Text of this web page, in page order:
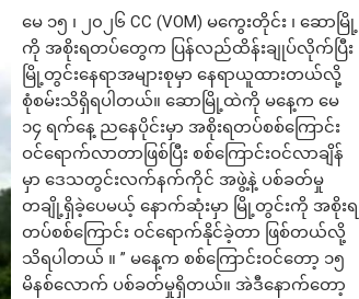
မေ ၁၅ ၊ ၂၀၂၆ CC (VOM) မကွေးတိုင်း ၊ ဆောမြို့
ကို အစိုးရတပ်တွေက ပြန်လည်ထိန်းချုပ်လိုက်ပြီး
မြို့တွင်းနေရာအများစုမှာ နေရာယူထားတယ်လို့
စုံစမ်းသိရှိရပါတယ်။ ဆောမြို့ထဲကို မနေ့က မေ
၁၄ ရက်နေ့ ညနေပိုင်းမှာ အစိုးရတပ်စစ်ကြောင်း
ဝင်ရောက်လာတာဖြစ်ပြီး စစ်ကြောင်းဝင်လာချိန်
မှာ ဒေသတွင်းလက်နက်ကိုင် အဖွဲ့နဲ့ ပစ်ခတ်မှု
တချို့ရှိခဲ့ပေမယ့် နောက်ဆုံးမှာ မြို့တွင်းကို အစိုးရ
တပ်စစ်ကြောင်း ဝင်ရောက်နိုင်ခဲ့တာ ဖြစ်တယ်လို့
သိရပါတယ် ။ ” မနေ့က စစ်ကြောင်းဝင်တော့ ၁၅
မိနစ်လောက် ပစ်ခတ်မှုရှိတယ်။ အဲဒီနောက်တော့